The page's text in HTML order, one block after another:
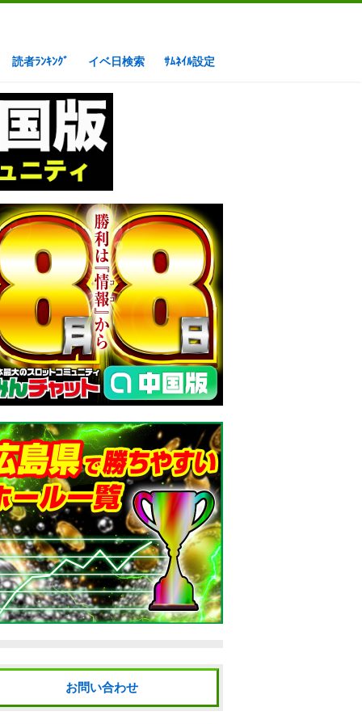
読者ﾗﾝｷﾝｸﾞ イベ日検索 ｻﾑﾈｲﾙ設定
お問い合わせ